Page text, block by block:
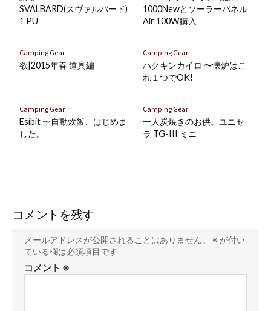
ク
SVALBARD(スヴァルバード)
1 PU
1000Newとソーラーパネル
Air 100W購入
Camping Gear
欲|2015年春 道具編
Camping Gear
ハクキンカイロ 〜懐炉はこ
れ１つでOK!
Camping Gear
Esibit 〜自動炊飯、はじめま
した。
Camping Gear
一人炭焼きのお供。ユニセ
ラ TG-III ミニ
コメントを残す
メールアドレスが公開されることはありません。 ※ が付い
ている欄は必須項目です
コメント ※